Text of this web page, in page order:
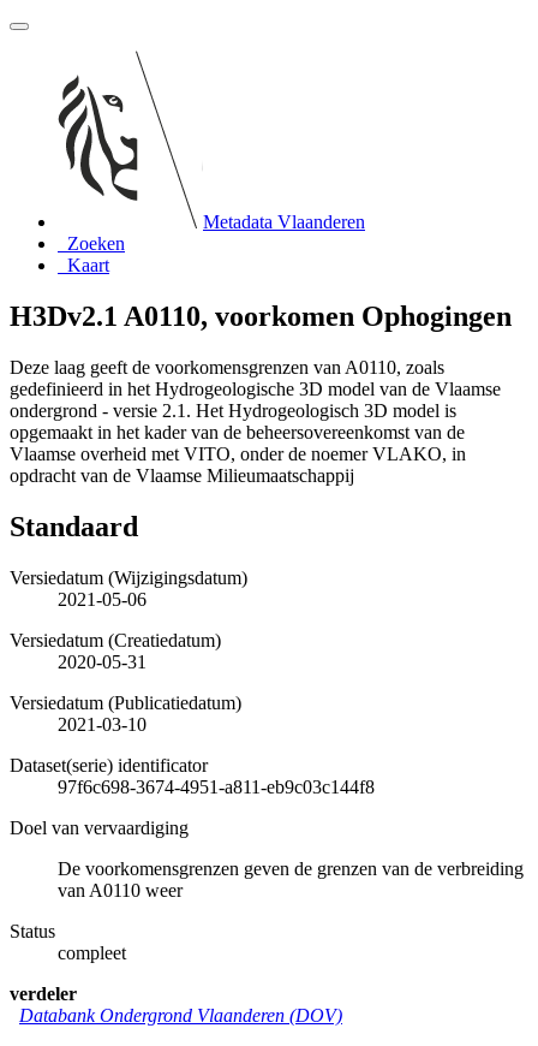
Metadata Vlaanderen
Zoeken
Kaart
H3Dv2.1 A0110, voorkomen Ophogingen
Deze laag geeft de voorkomensgrenzen van A0110, zoals
gedefinieerd in het Hydrogeologische 3D model van de Vlaamse
ondergrond - versie 2.1. Het Hydrogeologisch 3D model is
opgemaakt in het kader van de beheersovereenkomst van de
Vlaamse overheid met VITO, onder de noemer VLAKO, in
opdracht van de Vlaamse Milieumaatschappij
Standaard
Versiedatum (Wijzigingsdatum)
2021-05-06
Versiedatum (Creatiedatum)
2020-05-31
Versiedatum (Publicatiedatum)
2021-03-10
Dataset(serie) identificator
97f6c698-3674-4951-a811-eb9c03c144f8
Doel van vervaardiging
De voorkomensgrenzen geven de grenzen van de verbreiding
van A0110 weer
Status
compleet
verdeler
Databank Ondergrond Vlaanderen (DOV)